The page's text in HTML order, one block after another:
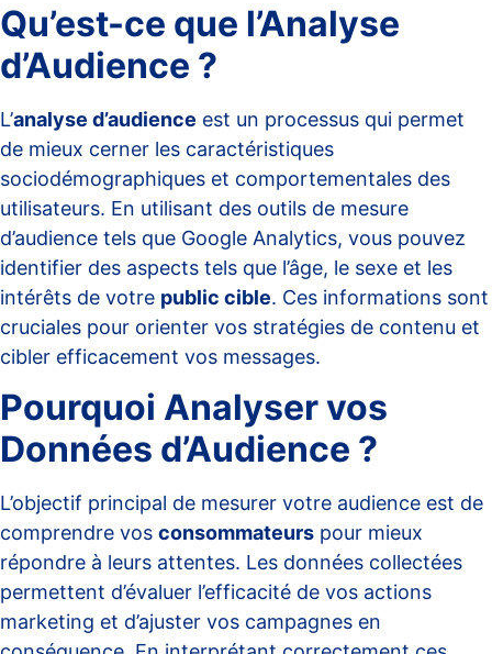
Qu’est-ce que l’Analyse
d’Audience ?
L’analyse d’audience est un processus qui permet
de mieux cerner les caractéristiques
sociodémographiques et comportementales des
utilisateurs. En utilisant des outils de mesure
d’audience tels que Google Analytics, vous pouvez
identifier des aspects tels que l’âge, le sexe et les
intérêts de votre public cible. Ces informations sont
cruciales pour orienter vos stratégies de contenu et
cibler efficacement vos messages.
Pourquoi Analyser vos
Données d’Audience ?
L’objectif principal de mesurer votre audience est de
comprendre vos consommateurs pour mieux
répondre à leurs attentes. Les données collectées
permettent d’évaluer l’efficacité de vos actions
marketing et d’ajuster vos campagnes en